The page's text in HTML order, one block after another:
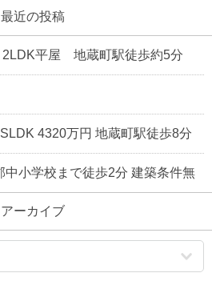
最近の投稿
2LDK平屋 地蔵町駅徒歩約5分
4320万円 地蔵町駅徒歩8分
中小学校まで徒歩2分 建築条件無
アーカイブ